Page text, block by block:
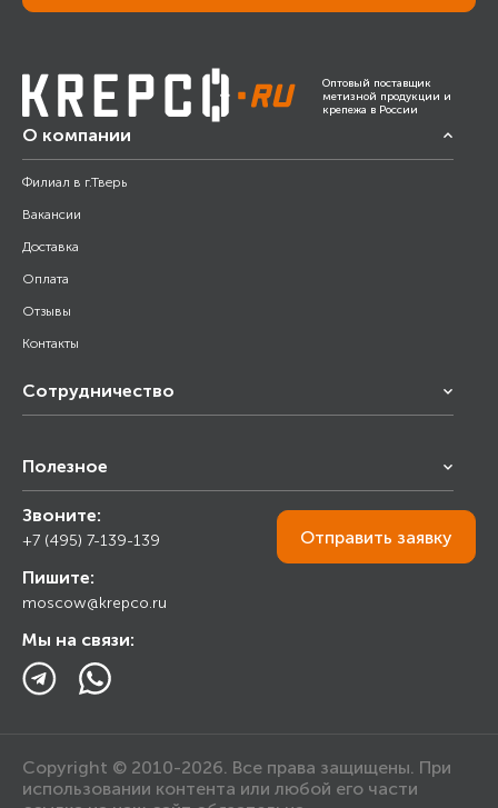
Оптовый поставщик
метизной продукции и
крепежа в России
О компании
Филиал в г.Тверь
Вакансии
Доставка
Оплата
Отзывы
Контакты
Сотрудничество
Снабжение строительства
Торговым организациям
Полезное
Калькулятор
Прайс лист
Ответы на вопросы
Блог
Звоните:
+7 (495) 7-139-139
Пишите:
moscow@krepco.ru
Мы на связи:
Отправить заявку
Copyright © 2010-2026. Все права защищены. При
использовании контента или любой его части